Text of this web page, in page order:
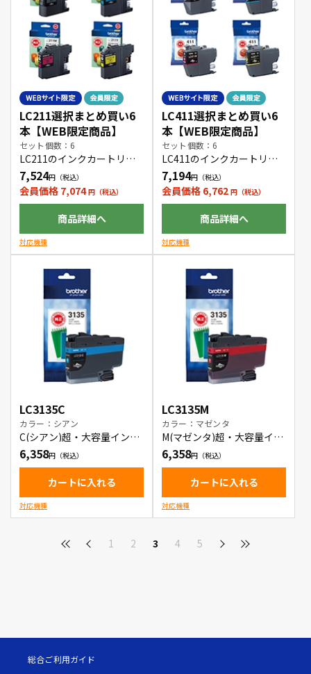
LC211選択まとめ買い6
本【WEB限定商品】
セット個数：6
LC211のインクカートリッ
ジをお好きな色の組み合わ
せで6本購入できます。
7,524
会員価格 7,074
商品詳細へ
対応機種
LC411選択まとめ買い6
本【WEB限定商品】
セット個数：6
LC411のインクカートリッ
ジをお好きな色の組み合わ
せで6本購入できます。
7,194
会員価格 6,762
商品詳細へ
対応機種
LC3135C
カラー：シアン
C(シアン)超・大容量インク
カートリッジ
6,358
カートに入れる
対応機種
LC3135M
カラー：マゼンタ
M(マゼンタ)超・大容量イン
クカートリッジ
6,358
カートに入れる
対応機種
1 2 3 4 5
総合ご利用ガイド